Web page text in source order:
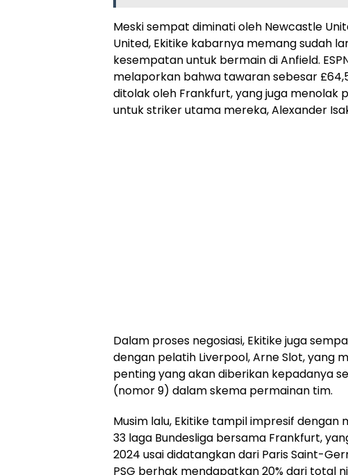
Meski sempat diminati oleh Newcastle
United, Ekitike kabarnya memang sudah
kesempatan untuk bermain di Anfield.
melaporkan bahwa tawaran sebesar
ditolak oleh Frankfurt, yang juga menolak
untuk striker utama mereka, Alexander
Dalam proses negosiasi, Ekitike juga
dengan pelatih Liverpool, Arne Slot, yang
penting yang akan diberikan kepadanya
(nomor 9) dalam skema permainan tim.
Musim lalu, Ekitike tampil impresif dengan
33 laga Bundesliga bersama Frankfurt,
2024 usai didatangkan dari Paris Saint-
PSG berhak mendapatkan 20% dari total